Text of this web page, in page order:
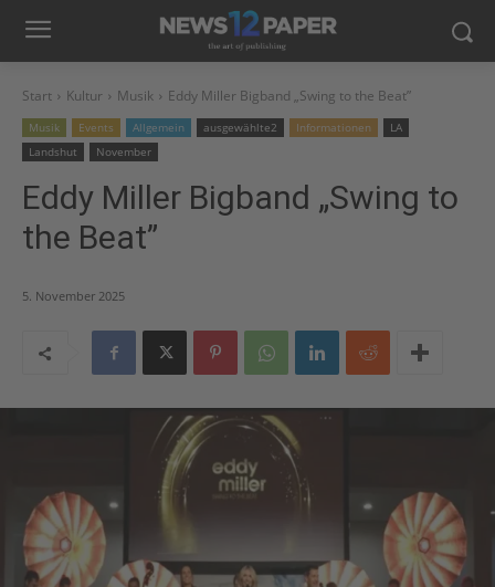
Start Kultur Musik Eddy Miller Bigband „Swing to the Beat”
Musik Events Allgemein ausgewählte2 Informationen
LA
Landshut
November
Eddy Miller Bigband „Swing to
the Beat”
5. November 2025